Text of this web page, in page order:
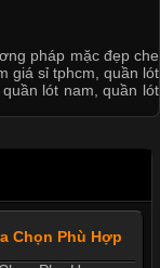
pháp mặc đẹp che
giá sỉ tphcm quần lót
quần lót nam ,quần lót
Chọn Phù Hợp